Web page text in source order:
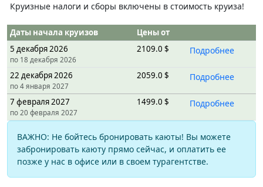
Круизные налоги и сборы включены в стоимость круиза!
Даты начала круизов
Цены от
5 декабря 2026
по 18 декабря 2026
2109.0 $ Подробнее
22 декабря 2026
по 4 января 2027
2059.0 $ Подробнее
7 февраля 2027
по 20 февраля 2027
1499.0 $ Подробнее
ВАЖНО: Не бойтесь бронировать каюты! Вы можете
забронировать каюту прямо сейчас, и оплатить ее
позже у нас в офисе или в своем турагентстве.